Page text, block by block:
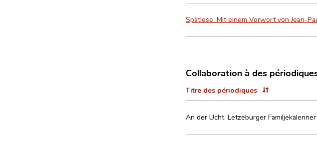
Spätlese. Mit einem Vorwort von Jean-
Collaboration à des
Titre des périodiques
An der Ucht. Letzeburger Familjekalenner